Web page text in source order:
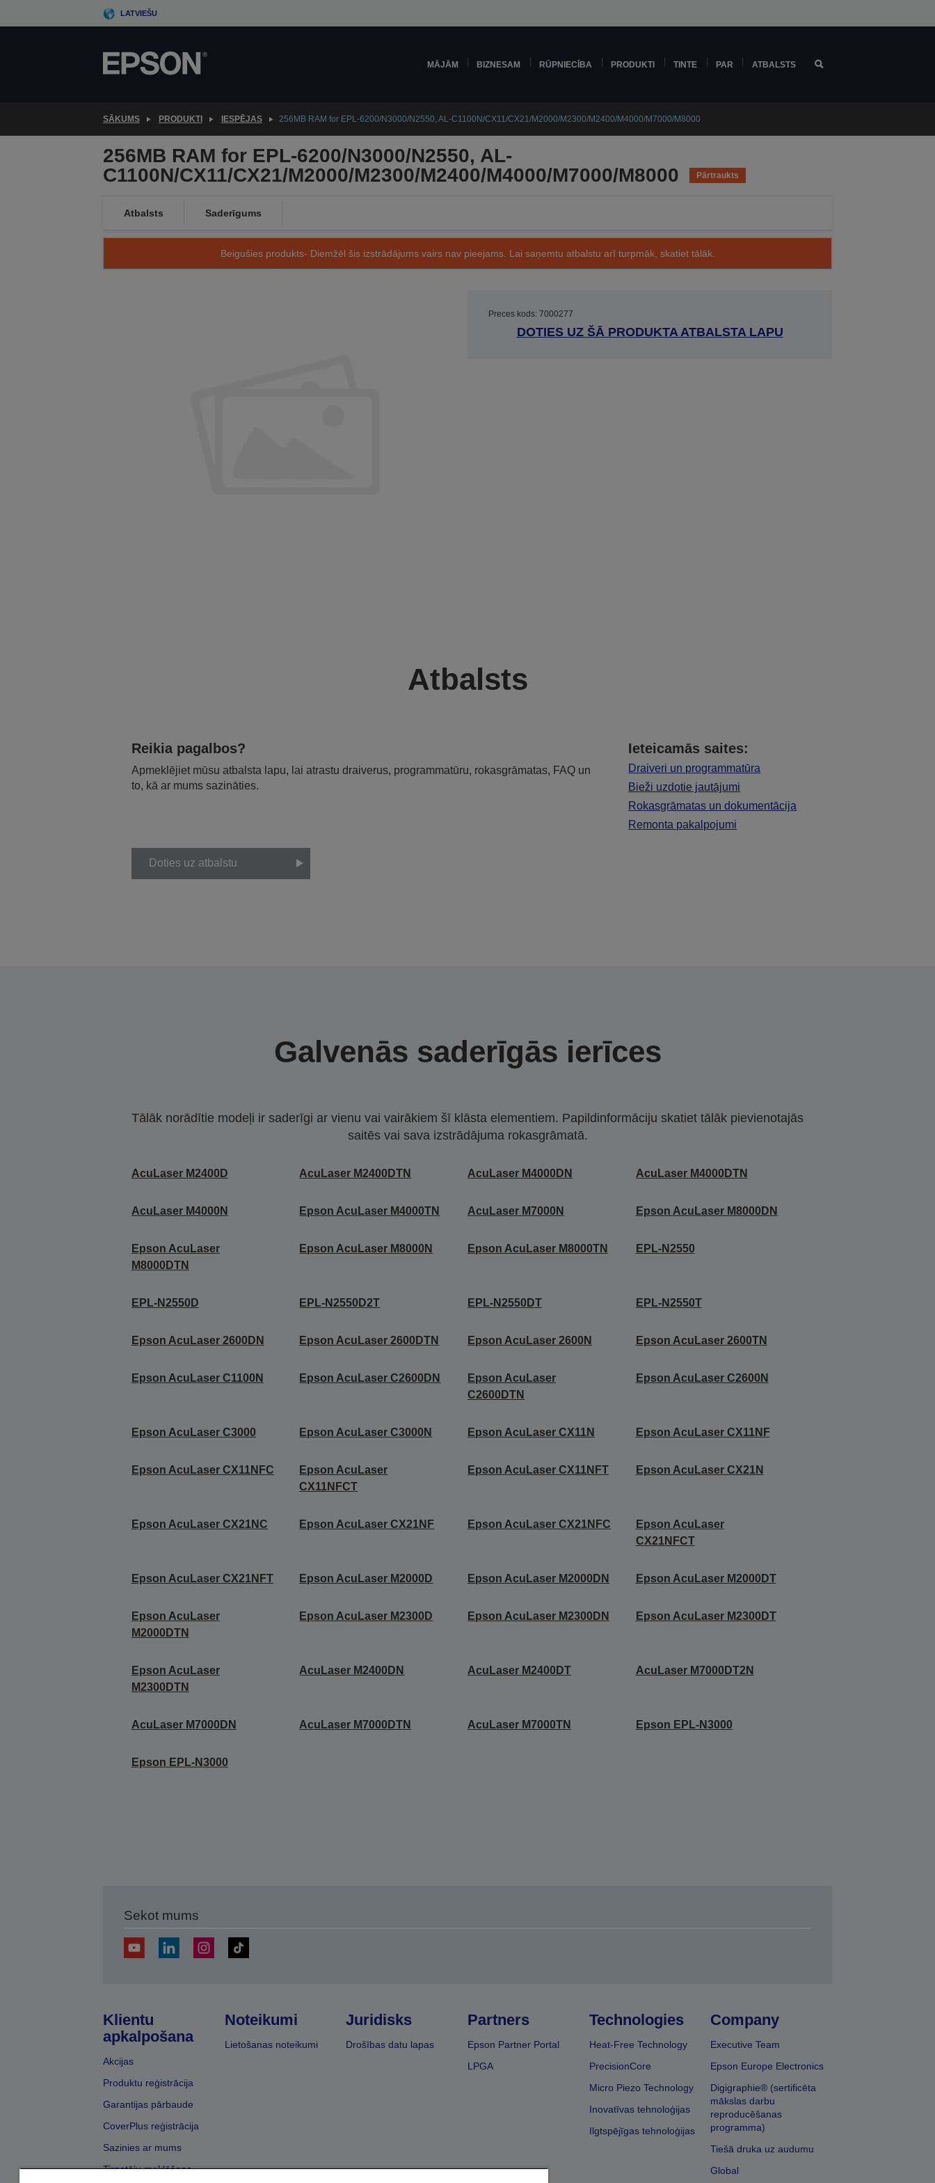
to
LATVIEŠU
MĀJĀM BIZNESAM RŪPNIECĪBA PRODUKTI TINTE PAR ATBALSTS
SĀKUMS PRODUKTI IESPĒJAS 256MB RAM for EPL-6200/N3000/N2550, AL-C1100N/CX11/CX21/M2000/M2300/M2400/M4000/M7000/M8000
256MB RAM for EPL-6200/N3000/N2550, AL-
C1100N/CX11/CX21/M2000/M2300/M2400/M4000/M7000/M8000
Pārtraukts
Atbalsts Saderīgums
Beigušies produkts- Diemžēl šis izstrādājums vairs nav pieejams. Lai saņemtu atbalstu arī turpmāk, skatiet tālāk.
Preces kods: 7000277
DOTIES UZ ŠĀ PRODUKTA ATBALSTA LAPU
Atbalsts
Reikia pagalbos?
Apmeklējiet mūsu atbalsta lapu, lai atrastu draiverus, programmatūru, rokasgrāmatas, FAQ un
to, kā ar mums sazināties.
Ieteicamās saites:
Draiveri un programmatūra
Bieži uzdotie jautājumi
Rokasgrāmatas un dokumentācija
Remonta pakalpojumi
Doties uz atbalstu
Galvenās saderīgās ierīces
Tālāk norādītie modeļi ir saderīgi ar vienu vai vairākiem šī klāsta elementiem. Papildinformāciju skatiet tālāk pievienotajās
saitēs vai sava izstrādājuma rokasgrāmatā.
AcuLaser M2400D AcuLaser M2400DTN AcuLaser M4000DN AcuLaser M4000DTN
AcuLaser M4000N Epson AcuLaser M4000TN AcuLaser M7000N Epson AcuLaser M8000DN
Epson AcuLaser
M8000DTN
Epson AcuLaser M8000N Epson AcuLaser M8000TN EPL-N2550
EPL-N2550D EPL-N2550D2T EPL-N2550DT EPL-N2550T
Epson AcuLaser 2600DN Epson AcuLaser 2600DTN Epson AcuLaser 2600N Epson AcuLaser 2600TN
Epson AcuLaser C1100N Epson AcuLaser C2600DN
Epson AcuLaser
C2600DTN
Epson AcuLaser C2600N
Epson AcuLaser C3000 Epson AcuLaser C3000N Epson AcuLaser CX11N Epson AcuLaser CX11NF
Epson AcuLaser CX11NFC
Epson AcuLaser
CX11NFCT
Epson AcuLaser CX11NFT Epson AcuLaser CX21N
Epson AcuLaser CX21NC Epson AcuLaser CX21NF Epson AcuLaser CX21NFC
Epson AcuLaser
CX21NFCT
Epson AcuLaser CX21NFT Epson AcuLaser M2000D Epson AcuLaser M2000DN Epson AcuLaser M2000DT
Epson AcuLaser
M2000DTN
Epson AcuLaser M2300D Epson AcuLaser M2300DN Epson AcuLaser M2300DT
Epson AcuLaser
M2300DTN
AcuLaser M2400DN AcuLaser M2400DT AcuLaser M7000DT2N
AcuLaser M7000DN AcuLaser M7000DTN AcuLaser M7000TN Epson EPL-N3000
Epson EPL-N3000
Sekot mums
Klientu
apkalpošana
Akcijas
Produktu reģistrācija
Garantijas pārbaude
CoverPlus reģistrācija
Sazinies ar mums
Tirgotāju meklēšana
Noteikumi
Lietošanas noteikumi
Juridisks
Drošības datu lapas
Partners
Epson Partner Portal
LPGA
Technologies
Heat-Free Technology
PrecisionCore
Micro Piezo Technology
Inovatīvas tehnoloģijas
Ilgtspējīgas tehnoloģijas
Company
Executive Team
Epson Europe Electronics
Digigraphie® (sertificēta
mākslas darbu
reproducēšanas
programma)
Tiešā druka uz audumu
Global